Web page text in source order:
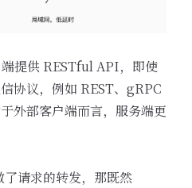
提供 RESTful API，即使
协议，例如 REST、gRPC
外部客户端而言，服务端更
请求的转发，那既然